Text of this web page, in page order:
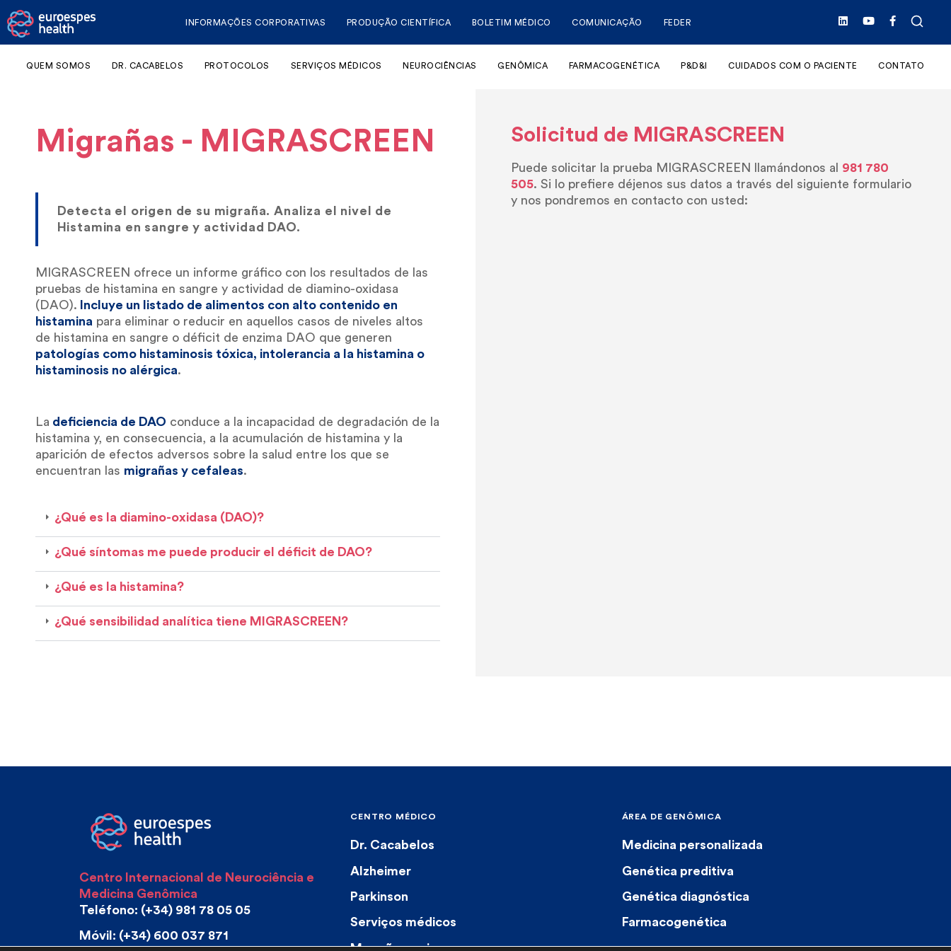
INFORMAÇÕES CORPORATIVAS PRODUÇÃO CIENTÍFICA BOLETIM MÉDICO COMUNICAÇÃO FEDER
QUEM SOMOS DR. CACABELOS PROTOCOLOS SERVIÇOS MÉDICOS NEUROCIÊNCIAS GENÔMICA FARMACOGENÉTICA P&D&I CUIDADOS COM O PACIENTE CONTATO
Migrañas - MIGRASCREEN
Detecta el origen de su migraña. Analiza el nivel de
Histamina en sangre y actividad DAO.
MIGRASCREEN ofrece un informe gráfico con los resultados de las
pruebas de histamina en sangre y actividad de diamino-oxidasa
(DAO). Incluye un listado de alimentos con alto contenido en
histamina para eliminar o reducir en aquellos casos de niveles altos
de histamina en sangre o déficit de enzima DAO que generen
patologías como histaminosis tóxica, intolerancia a la histamina o
histaminosis no alérgica.
La deficiencia de DAO conduce a la incapacidad de degradación de la
histamina y, en consecuencia, a la acumulación de histamina y la
aparición de efectos adversos sobre la salud entre los que se
encuentran las migrañas y cefaleas.
¿Qué es la diamino-oxidasa (DAO)?
¿Qué síntomas me puede producir el déficit de DAO?
¿Qué es la histamina?
¿Qué sensibilidad analítica tiene MIGRASCREEN?
Solicitud de MIGRASCREEN
Puede solicitar la prueba MIGRASCREEN llamándonos al 981 780
505. Si lo prefiere déjenos sus datos a través del siguiente formulario
y nos pondremos en contacto con usted:
Centro Internacional de Neurociência e
Medicina Genômica
Teléfono: (+34) 981 78 05 05
Móvil: (+34) 600 037 871
CENTRO MÉDICO
Dr. Cacabelos
Alzheimer
Parkinson
Serviços médicos
Menções na imprensa
ÁREA DE GENÔMICA
Medicina personalizada
Genética preditiva
Genética diagnóstica
Farmacogenética